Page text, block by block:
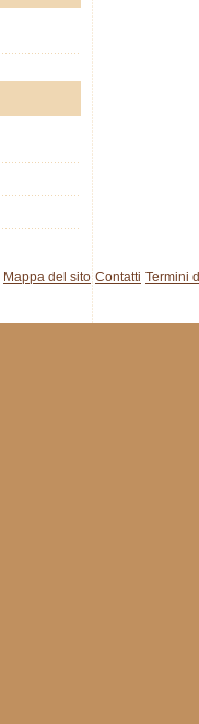
Mappa del sito Contatti Termini